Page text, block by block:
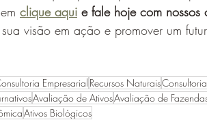
clique aqui e fale hoje com nossos
visão em ação e promover um
Empresarial Recursos Naturais
Avaliação de AtivosAvaliação de
Ativos Biológicos